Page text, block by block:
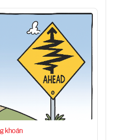
khoán